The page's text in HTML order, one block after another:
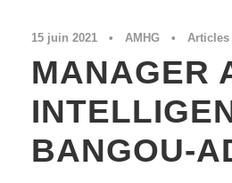
15 juin 2021 • AMHG • Articles
MANAGER
BANGOU-